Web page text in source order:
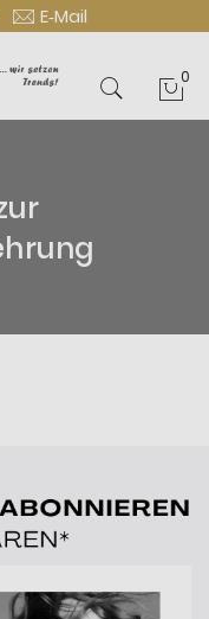
E‑Mail
0